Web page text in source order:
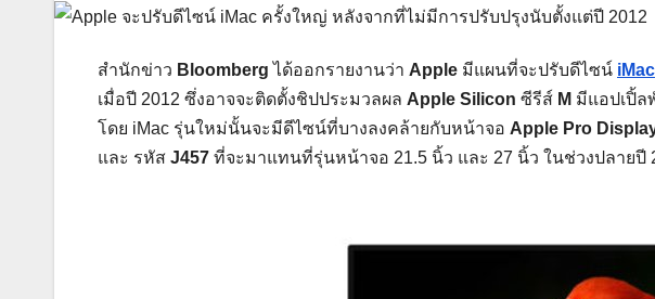
สำนักข่าว Bloomberg ได้ออกรายงานว่า Apple มีแผนที่จะปรับดีไซน์ iMac
เมื่อปี 2012 ซึ่งอาจจะติดตั้งชิปประมวลผล Apple Silicon ซีรีส์ M มีแอปเปิ้
โดย iMac รุ่นใหม่นั้นจะมีดีไซน์ที่บางลงคล้ายกับหน้าจอ Apple Pro
และ รหัส J457 ที่จะมาแทนที่รุ่นหน้าจอ 21.5 นิ้ว และ 27 นิ้ว ในช่วงปลายปี